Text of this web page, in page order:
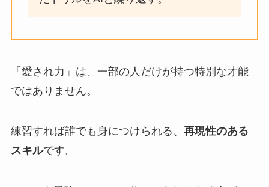
「愛され力」は、一部の人だけが持つ特別な才能
ではありません。
練習すれば誰でも身につけられる、 再現性のある
スキルです。